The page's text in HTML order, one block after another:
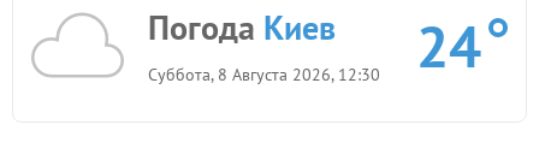
Погода Киев
Суббота, 8 Августа 2026, 12:30 24